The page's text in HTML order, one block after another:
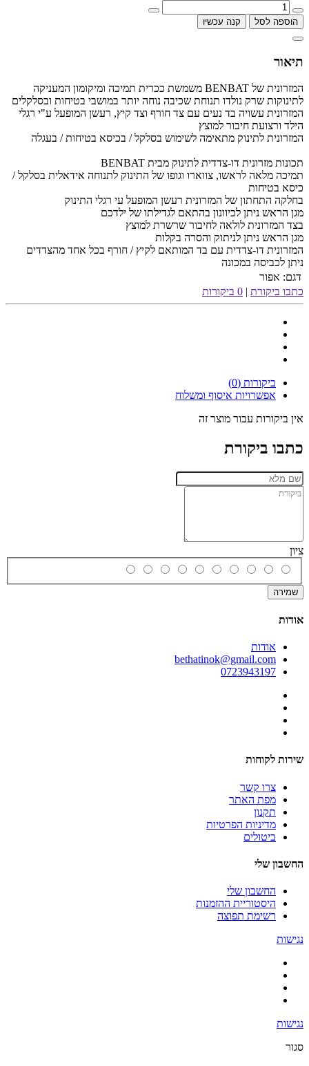
הוספה לסל קנה עכשיו
תיאור
המזרונית של BENBAT משמשת ככרית תמיכה ומיקומון המעניקה
לתינוקות שרק נולדו תנוחת שכיבה נוחה יותר במושבי בטיחות ובסלקלים
המזרונית עשויה בד נעים עם צד חורף וצד קיץ, רעשן המופעל ע"י רגלי
הילד ורצועת חיבור למוצץ
המזרונית לתינוק מתאימה לשימוש בסלקל / בכיסא בטיחות / בעגלה
תכונות מזרונית דו-צדדית לתינוק מבית BENBAT
תמיכה מלאה לראשו, צווארו וגופו של התינוק לתנוחה אידאלית בסלקל /
כיסא בטיחות
בחלקה התחתון של המזרונית רעשן המופעל עי רגלי התינוק
מגן הראש ניתן לכיוונון בהתאם לגדילתו של ילדכם
בצד המזרונית לולאה לחיבור שרשרת למוצץ
מגן הראש ניתן לניתוק והסרה בקלות
המזרונית דו-צדדית עם בד המותאם לקיץ / חורף בכל אחד מהצדדים
ניתן לכביסה במכונה
דגם: אפור
כתבו ביקורת | 0 ביקורות
ביקורות (0)
אפשרויות איסוף ומשלוח
אין ביקורות עבור מוצר זה
כתבו ביקורת
ציון
שמירה
אודות
אודות
bethatinok@gmail.com
0723943197
שירות לקוחות
צרו קשר
מפת האתר
תקנון
מדיניות הפרטיות
ביטולים
החשבון שלי
החשבון שלי
היסטוריית ההזמנות
רשימת תפוצה
נגישות
נגישות
סגור